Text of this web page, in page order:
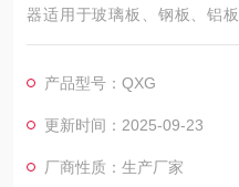
器适用于玻璃板、钢板、铝
张、皮革、纺织品等柔软底材
产品型号：QXG
更新时间：2025-09-23
厂商性质：生产厂家